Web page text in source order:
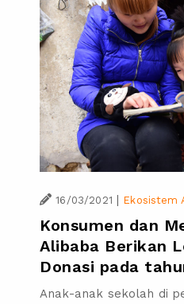
16/03/2021 | Ekosistem
Konsumen dan
Alibaba Berikan
Donasi pada
Anak-anak sekolah di